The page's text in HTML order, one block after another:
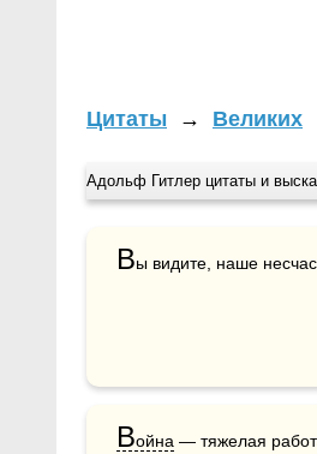
Цитаты → Великих
Адольф Гитлер цитаты и
Вы видите, наше
Война — тяжелая